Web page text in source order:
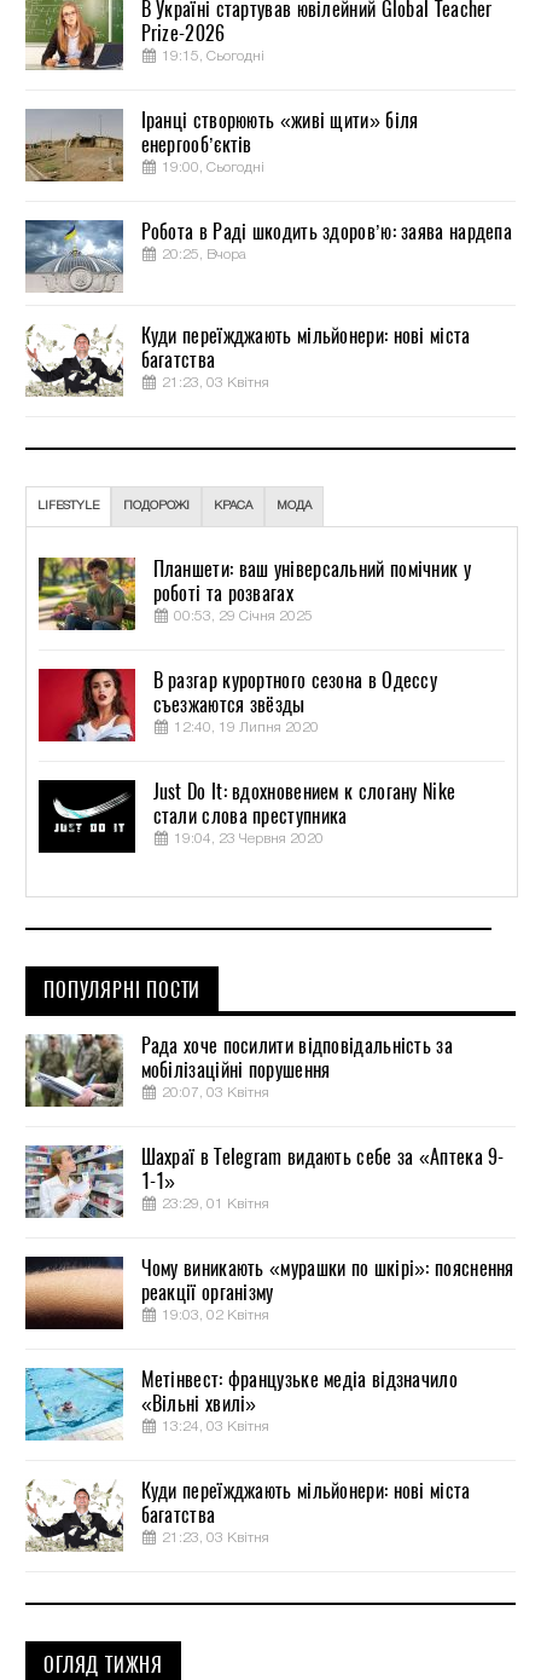
В Україні стартував ювілейний Global Teacher
Prize-2026
19:15, Сьогодні
Іранці створюють «живі щити» біля
енергооб’єктів
19:00, Сьогодні
Робота в Раді шкодить здоров’ю: заява нардепа
20:25, Вчора
Куди переїжджають мільйонери: нові міста
багатства
21:23, 03 Квітня
LIFESTYLE ПОДОРОЖІ КРАСА МОДА
Планшети: ваш універсальний помічник у
роботі та розвагах
00:53, 29 Січня 2025
В разгар курортного сезона в Одессу
съезжаются звёзды
12:40, 19 Липня 2020
Just Do It: вдохновением к слогану Nike
стали слова преступника
19:04, 23 Червня 2020
ПОПУЛЯРНІ ПОСТИ
Рада хоче посилити відповідальність за
мобілізаційні порушення
20:07, 03 Квітня
Шахраї в Telegram видають себе за «Аптека 9-
1-1»
23:29, 01 Квітня
Чому виникають «мурашки по шкірі»: пояснення
реакції організму
19:03, 02 Квітня
Метінвест: французьке медіа відзначило
«Вільні хвилі»
13:24, 03 Квітня
Куди переїжджають мільйонери: нові міста
багатства
21:23, 03 Квітня
ОГЛЯД ТИЖНЯ